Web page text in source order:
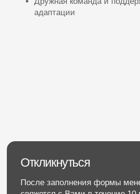
Нажимая на кнопку, Вы соглашаетесь на
обработку Ваших персональных данных
Отправить